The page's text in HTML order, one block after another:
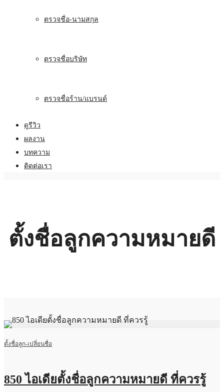
ตรวจชื่อ-นามสกุล
ตรวจชื่อบริษัท
ตรวจชื่อร้าน/แบรนด์
ดูรีวิว
ผลงาน
บทความ
ติดต่อเรา
ตั้งชื่อลูกความหมายดี
ตั้งชื่อลูก-เปลี่ยนชื่อ
850 ไอเดียตั้งชื่อลูกความหมายดี ที่ควรรู้